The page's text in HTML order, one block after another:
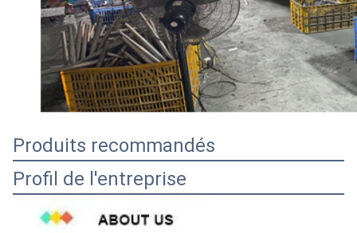
Produits recommandés
Profil de l'entreprise